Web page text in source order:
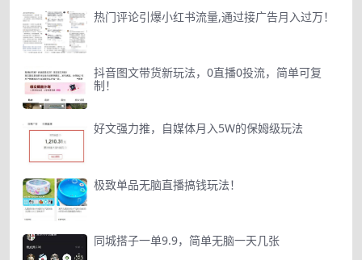
热门评论引爆小红书流量,通过接广告月入过万！
抖音图文带货新玩法，0直播0投流，简单可复
制！
好文强力推，自媒体月入5W的保姆级玩法
极致单品无脑直播搞钱玩法！
同城搭子一单9.9，简单无脑一天几张